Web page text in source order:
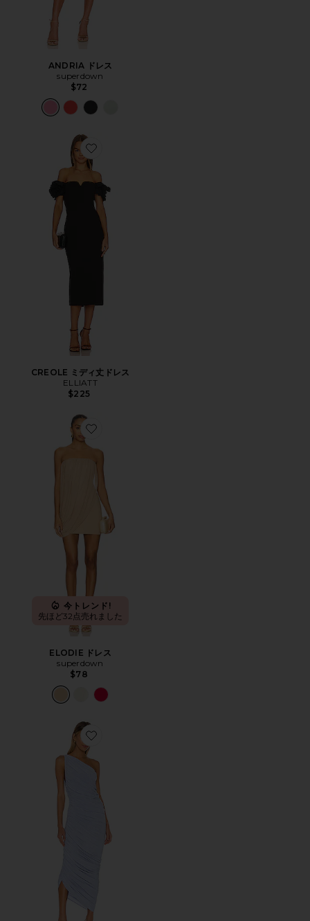
ANDRIA ドレス
superdown
$72
Favorite CREOLE ミディ丈ドレス
CREOLE ミディ丈ドレス
ELLIATT
$225
Favorite ELODIE ドレス
今トレンド!
先ほど32点売れました
ELODIE ドレス
superdown
$78
Favorite DIANA ガウン